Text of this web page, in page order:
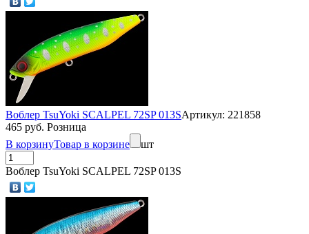
Воблер TsuYoki SCALPEL 72SP 013SАртикул: 221858
465 руб. Розница
В корзинуТовар в корзине шт
Воблер TsuYoki SCALPEL 72SP 013S